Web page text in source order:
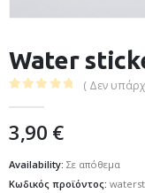
Water
( Δεν
3,90 €
Availability: Σε απόθεμα
Κωδικός προϊόντος: